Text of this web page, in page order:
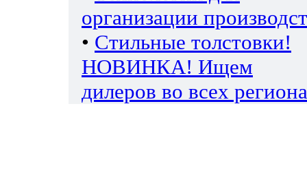
организации
• Стильные толстовки!
НОВИНКА! Ищем
дилеров во всех